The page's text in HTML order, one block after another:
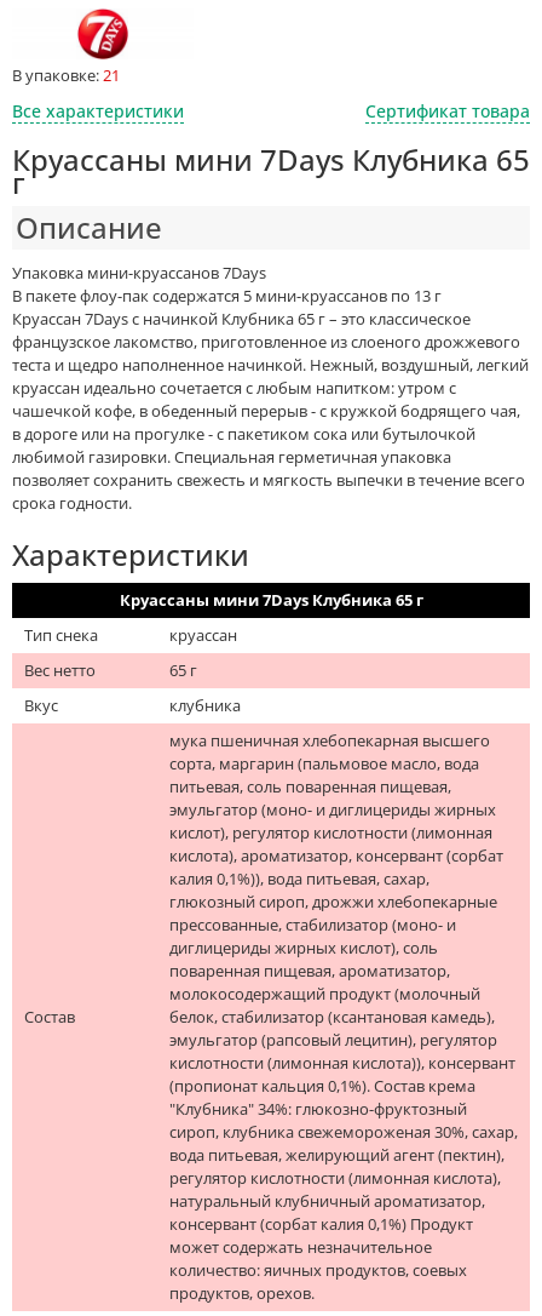
В упаковке:21
Все характеристики Сертификат товара
Круассаны мини 7Days Клубника 65
г
Описание
Упаковка мини-круассанов 7Days
В пакете флоу-пак содержатся 5 мини-круассанов по 13 г
Круассан 7Days с начинкой Клубника 65 г – это классическое
французское лакомство, приготовленное из слоеного дрожжевого
теста и щедро наполненное начинкой. Нежный, воздушный, легкий
круассан идеально сочетается с любым напитком: утром с
чашечкой кофе, в обеденный перерыв - с кружкой бодрящего чая,
в дороге или на прогулке - с пакетиком сока или бутылочкой
любимой газировки. Специальная герметичная упаковка
позволяет сохранить свежесть и мягкость выпечки в течение всего
срока годности.
Характеристики
Круассаны мини 7Days Клубника 65 г
Тип снека
круассан
Вес нетто
65 г
Вкус
клубника
Состав
мука пшеничная хлебопекарная высшего
сорта, маргарин (пальмовое масло, вода
питьевая, соль поваренная пищевая,
эмульгатор (моно- и диглицериды жирных
кислот), регулятор кислотности (лимонная
кислота), ароматизатор, консервант (сорбат
калия 0,1%)), вода питьевая, сахар,
глюкозный сироп, дрожжи хлебопекарные
прессованные, стабилизатор (моно- и
диглицериды жирных кислот), соль
поваренная пищевая, ароматизатор,
молокосодержащий продукт (молочный
белок, стабилизатор (ксантановая камедь),
эмульгатор (рапсовый лецитин), регулятор
кислотности (лимонная кислота)), консервант
(пропионат кальция 0,1%). Состав крема
"Клубника" 34%: глюкозно-фруктозный
сироп, клубника свежемороженая 30%, сахар,
вода питьевая, желирующий агент (пектин),
регулятор кислотности (лимонная кислота),
натуральный клубничный ароматизатор,
консервант (сорбат калия 0,1%) Продукт
может содержать незначительное
количество: яичных продуктов, соевых
продуктов, орехов.